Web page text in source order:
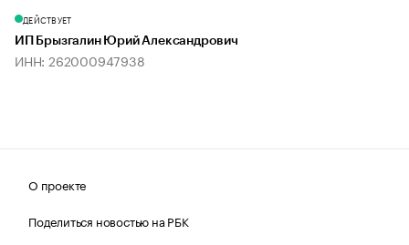
ДЕЙСТВУЕТ
ИП Брызгалин Юрий Александрович
ИНН: 262000947938
О проекте
Поделиться новостью на РБК